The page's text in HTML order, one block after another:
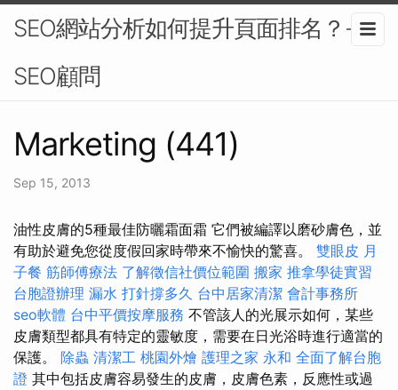
SEO網站分析如何提升頁面排名？-
SEO顧問
Marketing (441)
Sep 15, 2013
油性皮膚的5種最佳防曬霜面霜 它們被編譯以磨砂膚色，並
有助於避免您從度假回家時帶來不愉快的驚喜。 雙眼皮 月
子餐 筋師傅療法 了解徵信社價位範圍 搬家 推拿學徒實習
台胞證辦理 漏水 打針撐多久 台中居家清潔 會計事務所
seo軟體 台中平價按摩服務 不管該人的光展示如何，某些
皮膚類型都具有特定的靈敏度，需要在日光浴時進行適當的
保護。 除蟲 清潔工 桃園外燴 護理之家 永和 全面了解台胞
證 其中包括皮膚容易發生的皮膚，皮膚色素，反應性或過